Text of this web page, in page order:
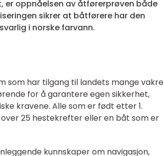
er oppnåelsen av åtførerprøven både
sikrer at båtførere har den
i norske farvann.
som har tilgang til landets mange vakre
for å garantere egen sikkerhet,
kravene. Alle som er født etter 1.
25 hestekrefter eller en båt som er
kunnskaper om navigasjon,